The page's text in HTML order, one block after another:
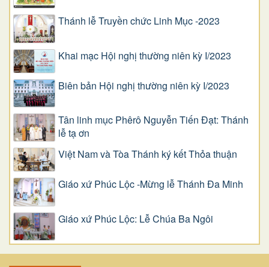
Thánh lễ Truyền chức Linh Mục -2023
Khai mạc Hội nghị thường niên kỳ I/2023
Biên bản Hội nghị thường niên kỳ I/2023
Tân linh mục Phêrô Nguyễn Tiến Đạt: Thánh
lễ tạ ơn
Việt Nam và Tòa Thánh ký kết Thỏa thuận
Giáo xứ Phúc Lộc -Mừng lễ Thánh Đa Minh
Giáo xứ Phúc Lộc: Lễ Chúa Ba Ngôi